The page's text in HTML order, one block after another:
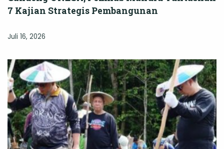
7 Kajian Strategis Pembangunan
Juli 16, 2026